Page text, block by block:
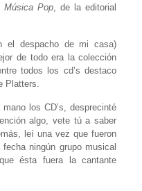
Música Pop, de la editorial
el despacho de mi casa)
de todo era la colección
todos los cd’s destaco
Platters.
los CD’s, desprecinté
algo, vete tú a saber
leí una vez que fueron
ningún grupo musical
ésta fuera la cantante